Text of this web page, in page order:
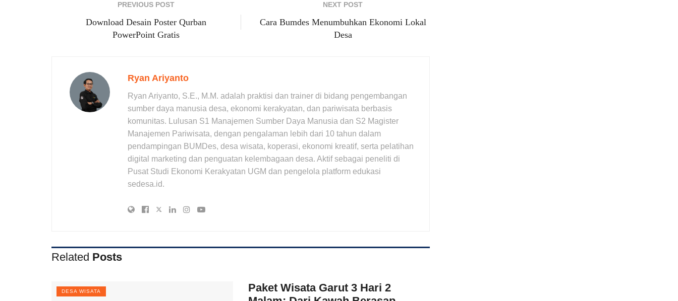
PREVIOUS POST
Download Desain Poster Qurban
PowerPoint Gratis
NEXT POST
Cara Bumdes Menumbuhkan Ekonomi Lokal
Desa
Ryan Ariyanto
Ryan Ariyanto, S.E., M.M. adalah praktisi dan trainer di bidang pengembangan
sumber daya manusia desa, ekonomi kerakyatan, dan pariwisata berbasis
komunitas. Lulusan S1 Manajemen Sumber Daya Manusia dan S2 Magister
Manajemen Pariwisata, dengan pengalaman lebih dari 10 tahun dalam
pendampingan BUMDes, desa wisata, koperasi, ekonomi kreatif, serta pelatihan
digital marketing dan penguatan kelembagaan desa. Aktif sebagai peneliti di
Pusat Studi Ekonomi Kerakyatan UGM dan pengelola platform edukasi
sedesa.id.
Related Posts
DESA WISATA
Paket Wisata Garut 3 Hari 2